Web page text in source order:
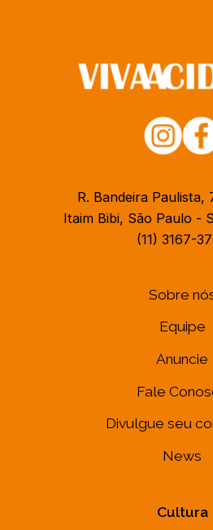
R. Bandeira Paulista,
Itaim Bibi, São Paulo -
(11) 3167-
Sobre
Equipe
Anuncie
Fale
Divulgue seu
News
Cultura